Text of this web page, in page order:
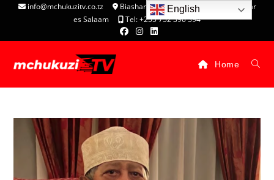
info@mchukuzitv.co.tz
Biashara Complex - P.O. Box 25074, Dar
es Salaam
Tel: +255 752 396 394
Home
English